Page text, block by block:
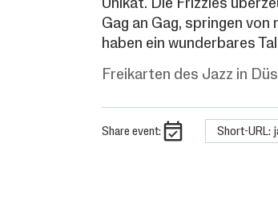
Unikat. Die Frizzles
Gag an Gag, springen von
haben ein wunderbares
Freikarten des Jazz in
Share event: Short-URL: